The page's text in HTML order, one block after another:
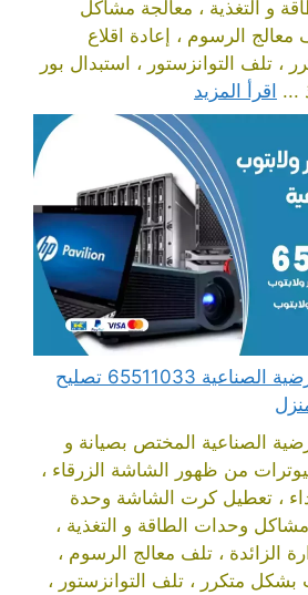
و التغذية ، معالجة مشاكل
معالج الرسوم ، إعادة اقلاع
تلف التوانزستور ، استبدال بور
... اقرأ المزيد
مهندس كمبيوتر العارضية الصناعية 65511033 تصليح
الصناعية المختص بصيانة و
من ظهور الشاشة الزرقاء ،
، تعطيل كرت الشاشة وحدة
وحدات الطاقة و التغذية ،
الزائدة ، تلف معالج الرسوم ،
بشكل متكرر ، تلف التوانزستور ،